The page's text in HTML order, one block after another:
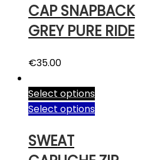
CAP SNAPBACK
GREY PURE RIDE
€35.00
Select options
Select options
SWEAT